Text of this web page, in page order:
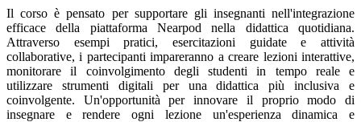
Il corso è pensato per supportare gli insegnanti nell'integrazione
efficace della piattaforma Nearpod nella didattica quotidiana.
Attraverso esempi pratici, esercitazioni guidate e attività
collaborative, i partecipanti impareranno a creare lezioni interattive,
monitorare il coinvolgimento degli studenti in tempo reale e
utilizzare strumenti digitali per una didattica più inclusiva e
coinvolgente. Un'opportunità per innovare il proprio modo di
insegnare e rendere ogni lezione un'esperienza dinamica e